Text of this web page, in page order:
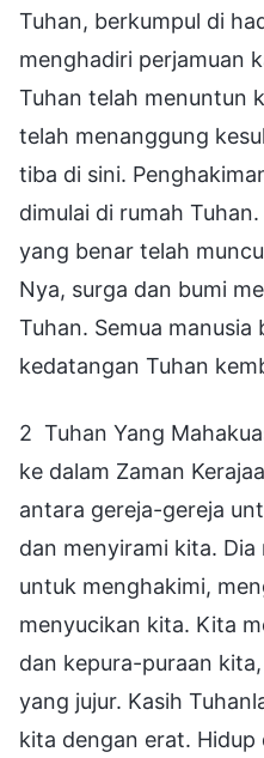
Tuhan, berkumpul di
menghadiri perjamuan
Tuhan telah menuntun
telah menanggung
tiba di sini.
dimulai di rumah
yang benar telah
Nya, surga dan bumi
Tuhan. Semua
kedatangan Tuhan
2 Tuhan Yang
ke dalam Zaman
antara gereja-gereja
dan menyirami kita.
untuk menghakimi,
menyucikan kita. Kita
dan kepura-puraan
yang jujur. Kasih
kita dengan erat.